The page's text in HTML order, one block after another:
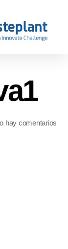
hay comentarios